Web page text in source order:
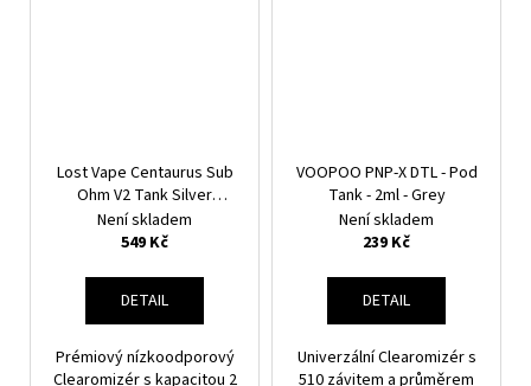
Lost Vape Centaurus Sub
Ohm V2 Tank Silver
Nízkoodporový DL
Clearomizér
Není skladem
549 Kč
DETAIL
Prémiový nízkoodporový
Clearomizér s kapacitou 2
VOOPOO PNP-X DTL - Pod
Tank - 2ml - Grey
Není skladem
239 Kč
DETAIL
Univerzální Clearomizér s
510 závitem a průměrem